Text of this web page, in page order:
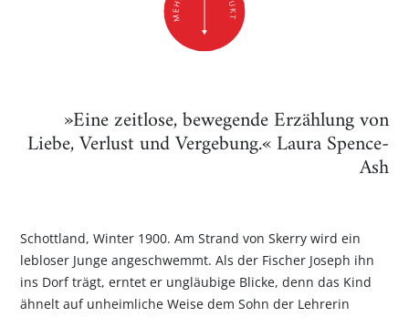
»Eine zeitlose, bewegende Erzählung von
Liebe, Verlust und Vergebung.« Laura Spence-
Ash
Schottland, Winter 1900. Am Strand von Skerry wird ein
lebloser Junge angeschwemmt. Als der Fischer Joseph ihn
ins Dorf trägt, erntet er ungläubige Blicke, denn das Kind
ähnelt auf unheimliche Weise dem Sohn der Lehrerin